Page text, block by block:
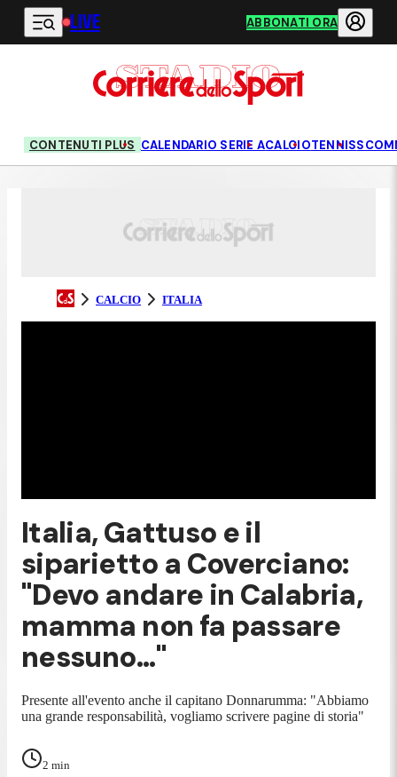
Vai al contenuto principale
LIVE ABBONATI ORA
CONTENUTI PLUS CALENDARIO SERIE ACALCIOTENNIS
CALCIO ITALIA
Italia, Gattuso e il
siparietto a Coverciano:
"Devo andare in Calabria,
mamma non fa passare
nessuno..."
Presente all'evento anche il capitano Donnarumma: "Abbiamo
una grande responsabilità, vogliamo scrivere pagine di storia"
2 min